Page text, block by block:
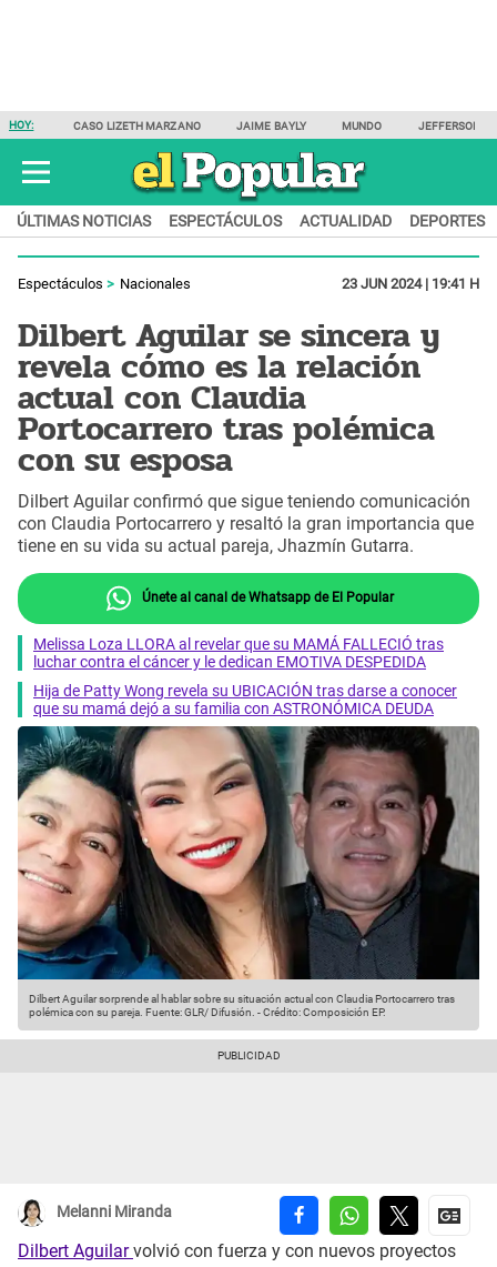
HOY: CASO LIZETH MARZANO JAIME BAYLY MUNDO JEFFERSON
ÚLTIMAS NOTICIAS ESPECTÁCULOS ACTUALIDAD DEPORTES
Espectáculos Nacionales 23 JUN 2024 | 19:41 H
Dilbert Aguilar se sincera y
revela cómo es la relación
actual con Claudia
Portocarrero tras polémica
con su esposa
Dilbert Aguilar confirmó que sigue teniendo comunicación
con Claudia Portocarrero y resaltó la gran importancia que
tiene en su vida su actual pareja, Jhazmín Gutarra.
Únete al canal de Whatsapp de El Popular
Melissa Loza LLORA al revelar que su MAMÁ FALLECIÓ tras
luchar contra el cáncer y le dedican EMOTIVA DESPEDIDA
Hija de Patty Wong revela su UBICACIÓN tras darse a conocer
que su mamá dejó a su familia con ASTRONÓMICA DEUDA
Dilbert Aguilar sorprende al hablar sobre su situación actual con Claudia Portocarrero tras
polémica con su pareja. Fuente: GLR/ Difusión. -Crédito: Composición EP.
Melanni Miranda
Dilbert Aguilarvolvió con fuerza y con nuevos proyectos